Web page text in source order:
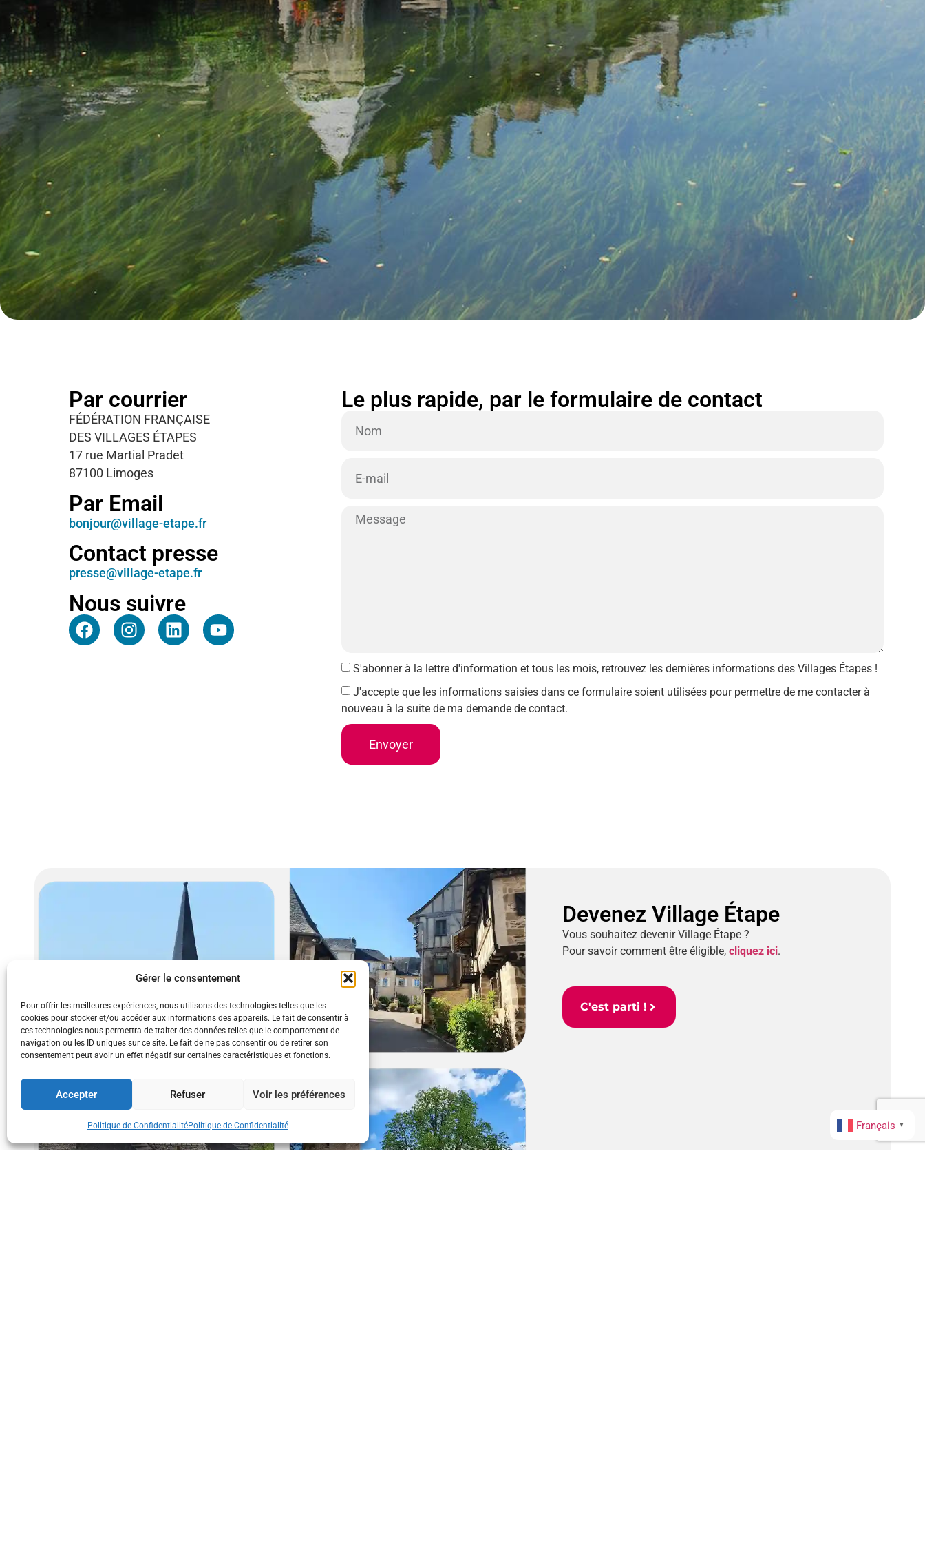
Gérer le consentement
Pour offrir les meilleures expériences, nous utilisons des technologies telles que les
cookies pour stocker et/ou accéder aux informations des appareils. Le fait de consentir à
ces technologies nous permettra de traiter des données telles que le comportement de
navigation ou les ID uniques sur ce site. Le fait de ne pas consentir ou de retirer son
consentement peut avoir un effet négatif sur certaines caractéristiques et fonctions.
Accepter Refuser Voir les préférences
Politique de ConfidentialitéPolitique de Confidentialité
Par courrier
FÉDÉRATION FRANÇAISE
DES VILLAGES ÉTAPES
17 rue Martial Pradet
87100 Limoges
Par Email
bonjour@village-etape.fr
Contact presse
presse@village-etape.fr
Nous suivre
Le plus rapide, par le formulaire de contact
S'abonner à la lettre d'information et tous les mois, retrouvez les dernières informations des Villages Étapes !
J'accepte que les informations saisies dans ce formulaire soient utilisées pour permettre de me contacter à
nouveau à la suite de ma demande de contact.
Envoyer
Devenez Village Étape
Vous souhaitez devenir Village Étape ?
Pour savoir comment être éligible, cliquez ici.
C'est parti !
Français ▼